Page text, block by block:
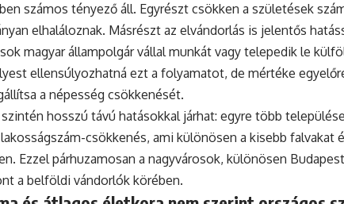
számos tényező áll. Egyrészt csökken a születések
elhaláloznak. Másrészt az elvándorlás is jelentős
magyar állampolgár vállal munkát vagy telepedik le
ellensúlyozhatná ezt a folyamatot, de mértéke
a népesség csökkenését.
hosszú távú hatásokkal járhat: egyre több
csökkenés, ami különösen a kisebb falvakat
Ezzel párhuzamosan a nagyvárosok, különösen
a belföldi vándorlók körében.